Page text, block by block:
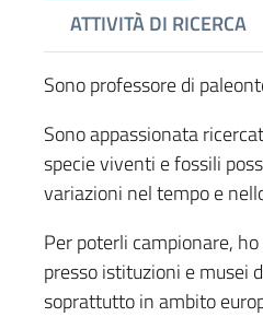
ATTIVITÀ DI RICERCA
Sono professore di
Sono appassionata
specie viventi e fossili
variazioni nel tempo e
Per poterli campionare,
presso istituzioni e musei
soprattutto in ambito